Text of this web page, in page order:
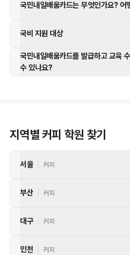
국민내일배움카드는 무엇인가요? 어
국비 지원 대상
국민내일배움카드를 발급하고 교육
수 있나요?
지역별 커피 학원 찾기
서울 커피
부산 커피
대구 커피
인천 커피